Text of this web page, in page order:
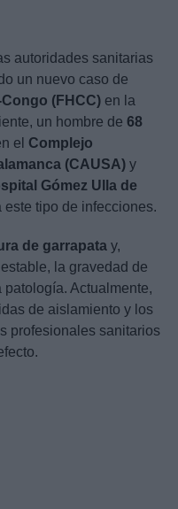
autoridades sanitarias
un nuevo caso de
(FHCC) en la
un hombre de 68
el Complejo
(CAUSA) y
Gómez Ulla de
este tipo de infecciones.
de garrapata y,
la gravedad de
Actualmente,
de aislamiento y los
profesionales sanitarios